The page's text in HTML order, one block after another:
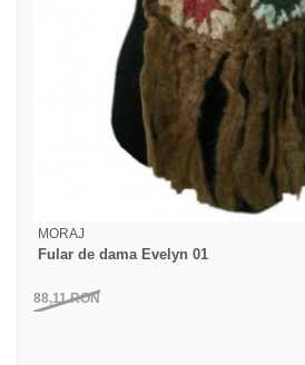
MORAJ
Fular de dama Evelyn 01
88,11RON